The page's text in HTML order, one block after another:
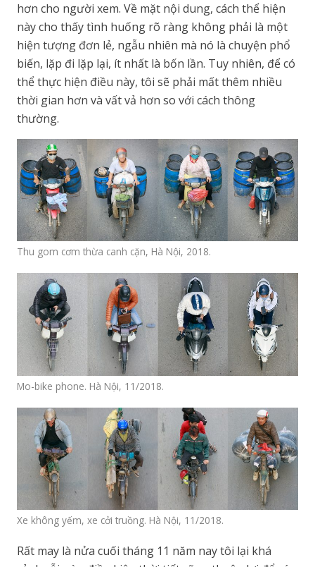
hơn cho người xem. Về mặt nội dung, cách thể hiện
này cho thấy tình huống rõ ràng không phải là một
hiện tượng đơn lẻ, ngẫu nhiên mà nó là chuyện phổ
biến, lặp đi lặp lại, ít nhất là bốn lần. Tuy nhiên, để có
thể thực hiện điều này, tôi sẽ phải mất thêm nhiều
thời gian hơn và vất vả hơn so với cách thông
thường.
Thu gom cơm thừa canh cặn, Hà Nội, 2018.
Mo-bike phone. Hà Nội, 11/2018.
Xe không yếm, xe cởi truồng. Hà Nội, 11/2018.
Rất may là nửa cuối tháng 11 năm nay tôi lại khá